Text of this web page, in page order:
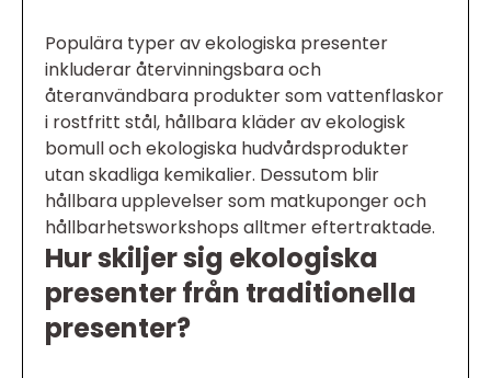
Populära typer av ekologiska presenter
inkluderar återvinningsbara och
återanvändbara produkter som vattenflaskor
i rostfritt stål, hållbara kläder av ekologisk
bomull och ekologiska hudvårdsprodukter
utan skadliga kemikalier. Dessutom blir
hållbara upplevelser som matkuponger och
hållbarhetsworkshops alltmer eftertraktade.
Hur skiljer sig ekologiska
presenter från traditionella
presenter?